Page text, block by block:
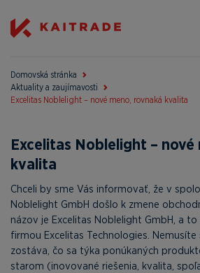
Domovská stránka
Aktuality a zaujímavosti
Excelitas Noblelight – nové meno, rovnaká kvalita
Excelitas Noblelight – nové
kvalita
Chceli by sme Vás informovať, že v
Noblelight GmbH došlo k zmene
názov je Excelitas Noblelight GmbH, a
firmou Excelitas Technologies.
zostáva, čo sa týka ponúkaných
starom (inovované riešenia, kvalita,